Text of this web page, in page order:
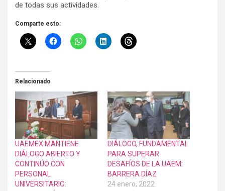
de todas sus actividades.
Comparte esto:
Relacionado
UAEMEX MANTIENE
DIÁLOGO ABIERTO Y
CONTINÚO CON
PERSONAL
UNIVERSITARIO:
DIÁLOGO, FUNDAMENTAL
PARA SUPERAR
DESAFÍOS DE LA UAEM:
BARRERA DÍAZ
24 enero, 2022